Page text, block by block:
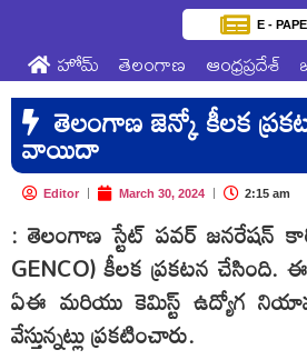
E -
హోమ్ తెలంగాణ ఆంధ్రప్రదేశ్
తెలంగాణ జెన్కో కీలక
వాయిదా
Editor March 30, 2024 2:15 am
: తెలంగాణ స్టేట్‌ పవర్‌ జనరేషన్‌
GENCO) కీలక ప్రకటన చేసింది.
ఏఈ మరియు కెమిస్ట్ ఉద్యోగ
వేస్తున్నట్లు ప్రకటించారు.